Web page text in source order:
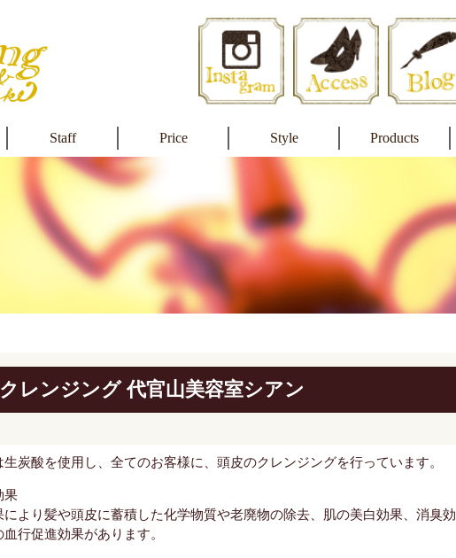
Staff Price Style Products
レンジング 代官山美容室シアン
生炭酸を使用し、全てのお客様に、頭皮のクレンジングを行っています。
果
により髪や頭皮に蓄積した化学物質や老廃物の除去、肌の美白効果、消臭効
行促進効果があります。